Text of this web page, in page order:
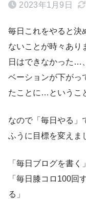
2023年1月9日
毎日これをやると決
ないことが時々あり
日はできなかった…
ベーションが下がっ
たことに…というこ
なので「毎日やる」
ふうに目標を変えま
「毎日ブログを書く
「毎日膝コロ100回
る」